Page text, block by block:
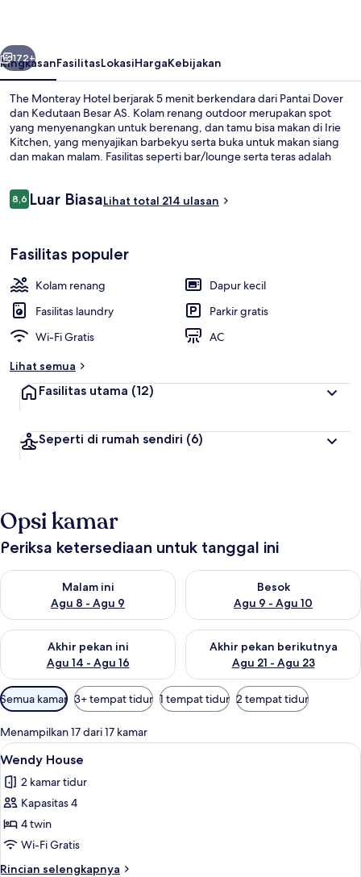
Berikutnya
172+
RingkasanFasilitasLokasiHargaKebijakan
The Monteray Hotel berjarak 5 menit berkendara dari Pantai Dover
dan Kedutaan Besar AS. Kolam renang outdoor merupakan spot
yang menyenangkan untuk berenang, dan tamu bisa makan di Irie
Kitchen, yang menyajikan barbekyu serta buka untuk makan siang
dan makan malam. Fasilitas seperti bar/lounge serta teras adalah
mengatakan hal baik tentang kondisi keseluruhan.
Ulasan
8,68,6 dari 10
Luar BiasaLihat total 214 ulasan
Fasilitas populer
Kolam renang
Dapur kecil
Fasilitas laundry
Parkir gratis
Wi-Fi Gratis
AC
Lihat semua
Fasilitas utama (12)
Seperti di rumah sendiri (6)
Opsi kamar
Periksa ketersediaan untuk tanggal ini
Malam ini
Agu 8 - Agu 9
Periksa ketersediaan untuk malam ini Agu 8 - Agu 9
Besok
Agu 9 - Agu 10
Periksa ketersediaan untuk
Akhir pekan ini
Agu 14 - Agu 16
Periksa ketersediaan untuk akhir pekan ini Agu 14 - Agu 16
Akhir pekan berikutnya
Agu 21 - Agu 23
Periksa ketersediaan untuk
Filter
tersedia
untuk
kamar
Semua kamar 3+ tempat tidur 1 tempat tidur 2 tempat tidur
Menampilkan 17 dari 17 kamar
Lihat
semua
foto
untuk
Wendy
House
Wendy House | Meja kerja, ruang
9
Wendy House
2 kamar tidur
Kapasitas 4
4 twin
Wi-Fi Gratis
Rincian selengkapnya
Rincian